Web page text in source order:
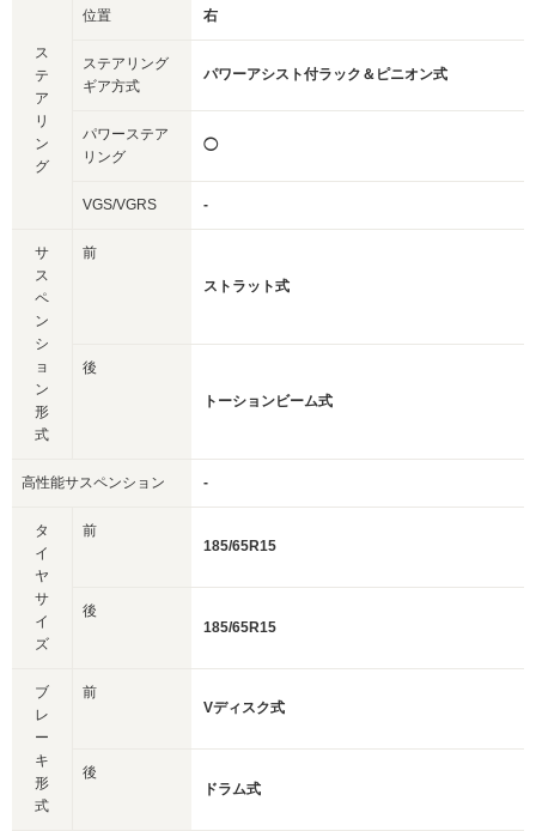
ス
テ
ア
リ
ン
グ
位置 右
ステアリング
ギア方式
パワーアシスト付ラック＆ピニオン式
パワーステア
リング
◯
VGS/VGRS -
サ
ス
ペ
ン
シ
ョ
ン
形
式
前
ストラット式
後
トーションビーム式
高性能サスペンション -
タ
イ
ヤ
サ
イ
ズ
前
185/65R15
後
185/65R15
ブ
レ
ー
キ
形
式
前
Vディスク式
後
ドラム式